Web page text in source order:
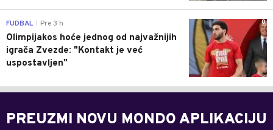
0
FUDBAL Pre 3 h
Olimpijakos hoće jednog od najvažnijih
igrača Zvezde: "Kontakt je već
uspostavljen"
PREUZMI NOVU MONDO APLIKACIJU